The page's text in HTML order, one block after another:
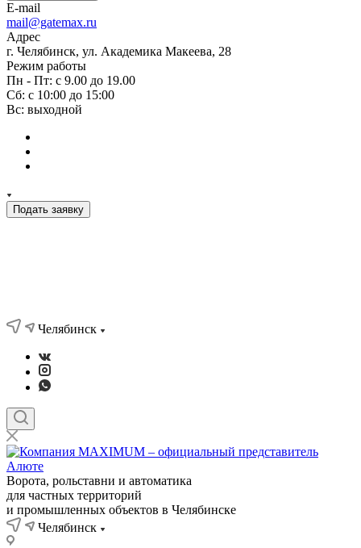
E-mail
mail@gatemax.ru
Адрес
г. Челябинск, ул. Академика Макеева, 28
Режим работы
Пн - Пт: с 9.00 до 19.00
Сб: с 10:00 до 15:00
Вс: выходной
Подать заявку
Челябинск
Ворота, рольставни и автоматика
для частных территорий
и промышленных объектов в Челябинске
Челябинск